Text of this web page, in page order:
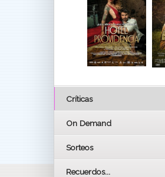
Críticas
On Demand
Sorteos
Recuerdos...